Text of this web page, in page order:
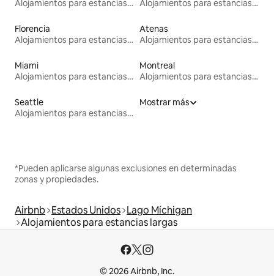
Alojamientos para estancias largas
Alojamientos para estancias largas
Florencia
Alojamientos para estancias largas
Atenas
Alojamientos para estancias largas
Miami
Alojamientos para estancias largas
Montreal
Alojamientos para estancias largas
Seattle
Alojamientos para estancias largas
Mostrar más
*Pueden aplicarse algunas exclusiones en determinadas
zonas y propiedades.
Airbnb Estados Unidos Lago Míchigan
Alojamientos para estancias largas
© 2026 Airbnb, Inc.